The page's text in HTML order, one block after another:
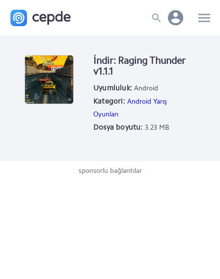
İndir: Raging Thunder
v1.1.1
Uyumluluk: Android
Kategori: Android Yarış
Oyunları
Dosya boyutu: 3.23 MB
sponsorlu bağlantılar